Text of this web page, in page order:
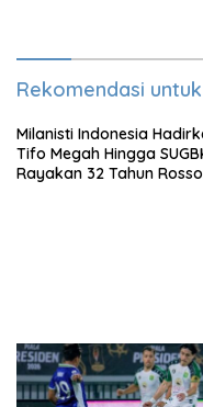
Rekomendasi
Milanisti Indonesia
Tifo Megah Hingga
Rayakan 32 Tahun